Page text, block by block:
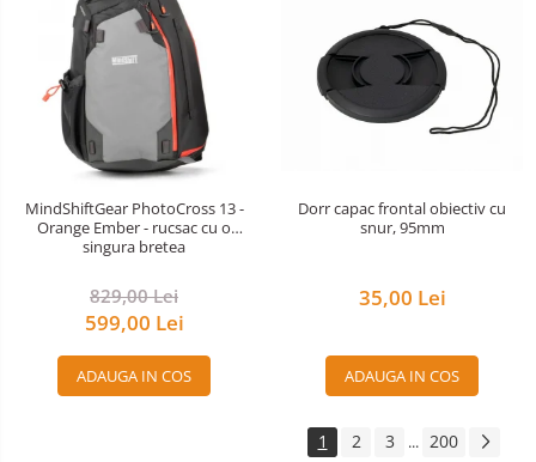
MindShiftGear PhotoCross 13 -
Orange Ember - rucsac cu o
singura bretea
829,00 Lei
599,00 Lei
ADAUGA IN COS
Dorr capac frontal obiectiv cu
snur, 95mm
35,00 Lei
ADAUGA IN COS
1 2 3 ... 200